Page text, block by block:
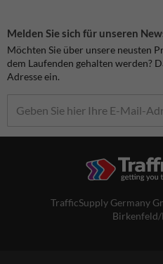
Melden Sie sich für unseren
Möchten Sie über unsere neusten
dem Laufenden gehalten werden?
Adresse ein.
TrafficSupply Germany
Birkenfeld/